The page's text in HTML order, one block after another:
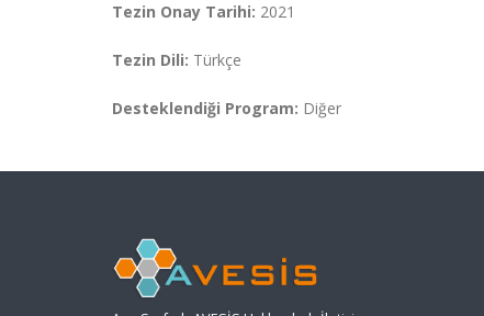
Tezin Onay Tarihi: 2021
Tezin Dili: Türkçe
Desteklendiği Program: Diğer